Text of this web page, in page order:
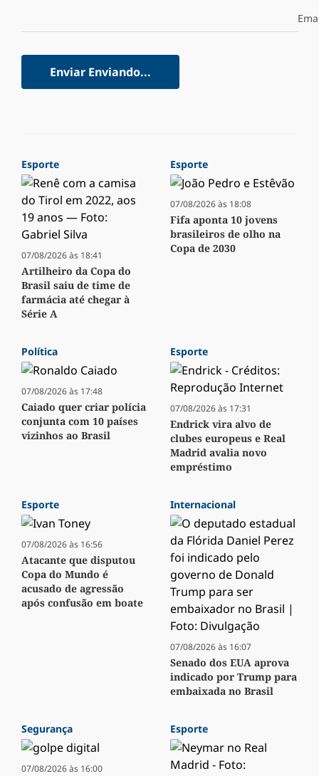
Enviar Enviando...
Esporte
07/08/2026 às 18:41
Artilheiro da Copa do
Brasil saiu de time de
farmácia até chegar à
Série A
Esporte
07/08/2026 às 18:08
Fifa aponta 10 jovens
brasileiros de olho na
Copa de 2030
Política
07/08/2026 às 17:48
Caiado quer criar polícia
conjunta com 10 países
vizinhos ao Brasil
Esporte
07/08/2026 às 17:31
Endrick vira alvo de
clubes europeus e Real
Madrid avalia novo
empréstimo
Esporte
07/08/2026 às 16:56
Atacante que disputou
Copa do Mundo é
acusado de agressão
após confusão em boate
Internacional
07/08/2026 às 16:07
Senado dos EUA aprova
indicado por Trump para
embaixada no Brasil
Segurança
07/08/2026 às 16:00
Esporte